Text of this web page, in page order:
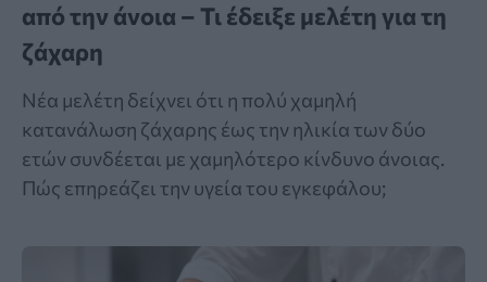
από την άνοια – Τι έδειξε μελέτη για τη
ζάχαρη
Νέα μελέτη δείχνει ότι η πολύ χαμηλή
κατανάλωση ζάχαρης έως την ηλικία των δύο
ετών συνδέεται με χαμηλότερο κίνδυνο άνοιας.
Πώς επηρεάζει την υγεία του εγκεφάλου;